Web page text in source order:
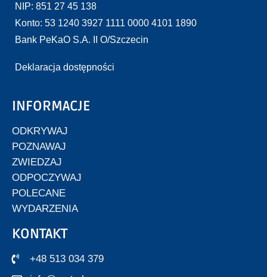
NIP: 851 27 45 138
Konto: 53 1240 3927 1111 0000 4101 1890
Bank PeKaO S.A. II O/Szczecin
Deklaracja dostępności
INFORMACJE
ODKRYWAJ
POZNAWAJ
ZWIEDZAJ
ODPOCZYWAJ
POLECANE
WYDARZENIA
KONTAKT
+48 513 034 379